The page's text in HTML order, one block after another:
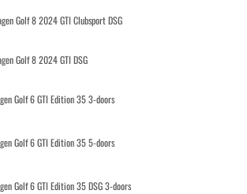
Golf 8 2024 GTI Clubsport DSG
Golf 8 2024 GTI DSG
Golf 6 GTI Edition 35 3-doors
Golf 6 GTI Edition 35 5-doors
Golf 6 GTI Edition 35 DSG 3-doors